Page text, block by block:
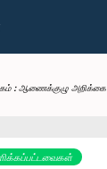
: ஆணைக்குழு அறிக்கை